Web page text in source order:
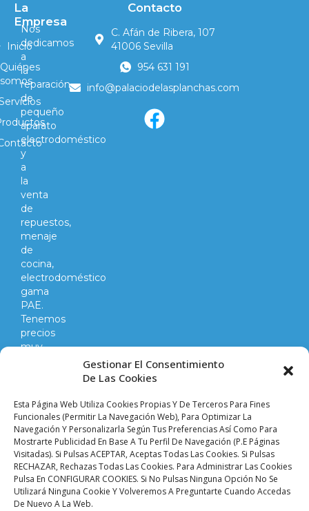
Gestionar El Consentimiento
De Las Cookies
Esta Página Web Utiliza Cookies Propias Y De Terceros Para Fines
Funcionales (permitir La Navegación Web), Para Optimizar La
Navegación Y Personalizarla Según Tus Preferencias Así Como Para
Mostrarte Publicidad En Base A Tu Perfil De Navegación (p.e Páginas
Visitadas). Si Pulsas ACEPTAR, Aceptas Todas Las Cookies. Si Pulsas
RECHAZAR, Rechazas Todas Las Cookies. Para Administrar Las Cookies
Pulsa En CONFIGURAR COOKIES. Si No Pulsas Ninguna Opción No Se
Utilizará Ninguna Cookie Y Volveremos A Preguntarte Cuando Accedas
De Nuevo A La Web.
Nos
dedicamos
a
la
reparación
de
pequeño
aparato
electrodoméstico
y
a
la
venta
de
repuestos,
menaje
de
cocina,
electrodoméstico
gama
PAE.
Tenemos
precios
muy
competitivos
lo
que
hacemos
y
vendemos.
La
Empresa
Inicio
Quiénes
somos
Contacto
C. Afán de Ribera, 107
41006 Sevilla
954 631 191
info@palaciodelasplanchas.com
Aviso legal |
Condiciones de venta y envíos |